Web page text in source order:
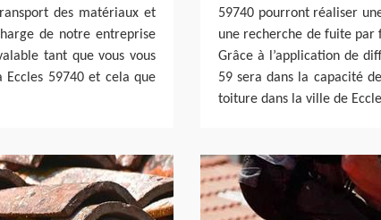
des matériaux et
de notre entreprise
tant que vous vous
Eccles 59740 et cela que
59740 pourront réaliser
une recherche de fuite par
Grâce à l’application de
59 sera dans la capacité
toiture dans la ville de